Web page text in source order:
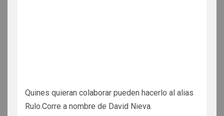
Quines quieran colaborar pueden hacerlo al alias
Rulo.Corre a nombre de David Nieva.